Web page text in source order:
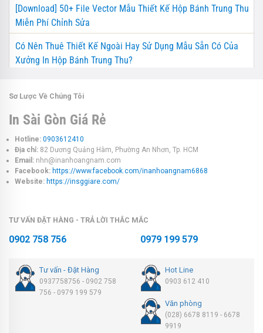
[Download] 50+ File Vector Mẫu Thiết Kế Hộp Bánh Trung Thu
Miễn Phí Chỉnh Sửa
Có Nên Thuê Thiết Kế Ngoài Hay Sử Dụng Mẫu Sẵn Có Của
Xưởng In Hộp Bánh Trung Thu?
Sơ Lược Về Chúng Tôi
In Sài Gòn Giá Rẻ
Hotline: 0903612410
Địa chỉ: 82 Dương Quảng Hàm, Phường An Nhơn, Tp. HCM
Email: nhn@inanhoangnam.com
Facebook: https://www.facebook.com/inanhoangnam6868
Website: https://insggiare.com/
TƯ VẤN ĐẶT HÀNG - TRẢ LỜI THẮC MẮC
0902 758 756 0979 199 579
Tư vấn - Đặt Hàng
0937758756 - 0902 758
756 - 0979 199 579
Hot Line
0903 612 410
Văn phòng
(028) 6678 8119 - 6678
9919